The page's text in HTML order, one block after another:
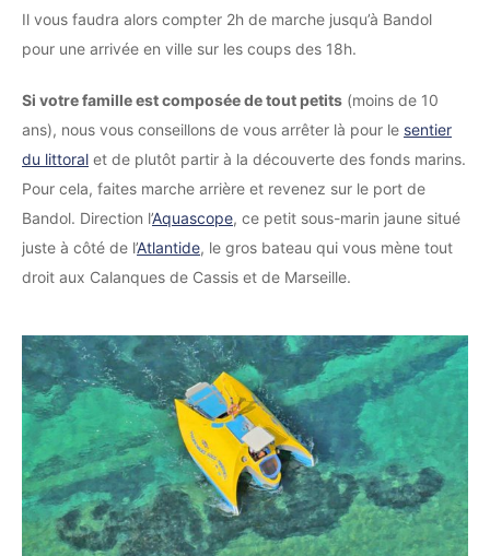
Il vous faudra alors compter 2h de marche jusqu’à Bandol
pour une arrivée en ville sur les coups des 18h.
Si votre famille est composée de tout petits (moins de 10
ans), nous vous conseillons de vous arrêter là pour le sentier
du littoral et de plutôt partir à la découverte des fonds marins.
Pour cela, faites marche arrière et revenez sur le port de
Bandol. Direction l’Aquascope, ce petit sous-marin jaune situé
juste à côté de l’Atlantide, le gros bateau qui vous mène tout
droit aux Calanques de Cassis et de Marseille.